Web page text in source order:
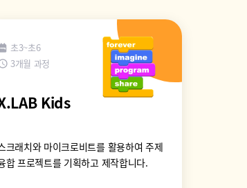
초3~초6
3개월 과정
Kids
크래치와 마이크로비트를 활용하여 주제
합 프로젝트를 기획하고 제작합니다.